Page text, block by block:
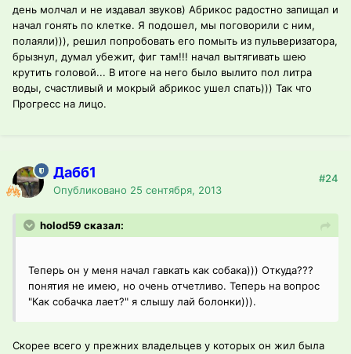
день молчал и не издавал звуков) Абрикос радостно запищал и
начал гонять по клетке. Я подошел, мы поговорили с ним,
полаяли))), решил попробовать его помыть из пульверизатора,
брызнул, думал убежит, фиг там!!! начал вытягивать шею
крутить головой... В итоге на него было вылито пол литра
воды, счастливый и мокрый абрикос ушел спать))) Так что
Прогресс на лицо.
Дабб1
Опубликовано 25 сентября, 2013
#24
holod59 сказал:
Теперь он у меня начал гавкать как собака))) Откуда???
понятия не имею, но очень отчетливо. Теперь на вопрос
"Как собачка лает?" я слышу лай болонки))).
Скорее всего у прежних владельцев у которых он жил была